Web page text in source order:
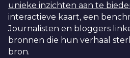
unieke inzichten aan te
interactieve kaart, een
Journalisten en bloggers
bronnen die hun verhaal
bron.